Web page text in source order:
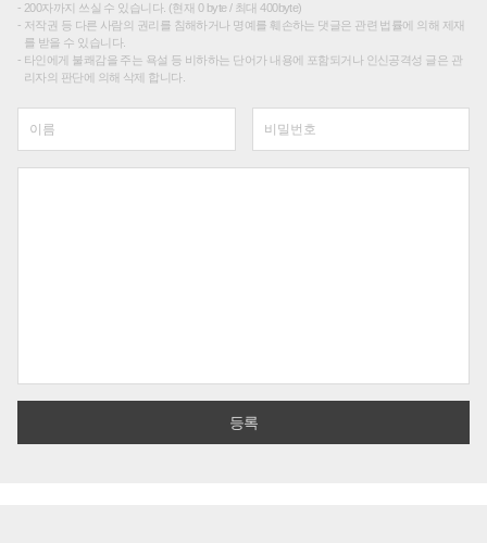
200자까지 쓰실 수 있습니다. (현재 0 byte / 최대 400byte)
저작권 등 다른 사람의 권리를 침해하거나 명예를 훼손하는 댓글은 관련 법률에 의해 제재
를 받을 수 있습니다.
타인에게 불쾌감을 주는 욕설 등 비하하는 단어가 내용에 포함되거나 인신공격성 글은 관
리자의 판단에 의해 삭제 합니다.